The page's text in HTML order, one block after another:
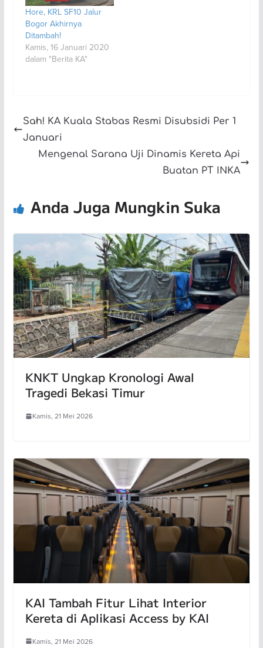
Hore, KRL SF10 Jalur
Bogor Akhirnya
Ditambah!
Kamis, 16 Januari 2020
dalam "Berita KA"
Sah! KA Kuala Stabas Resmi Disubsidi Per 1
Januari
Mengenal Sarana Uji Dinamis Kereta Api
Buatan PT INKA
Anda Juga Mungkin Suka
KNKT Ungkap Kronologi Awal
Tragedi Bekasi Timur
Kamis, 21 Mei 2026
KAI Tambah Fitur Lihat Interior
Kereta di Aplikasi Access by KAI
Kamis, 21 Mei 2026